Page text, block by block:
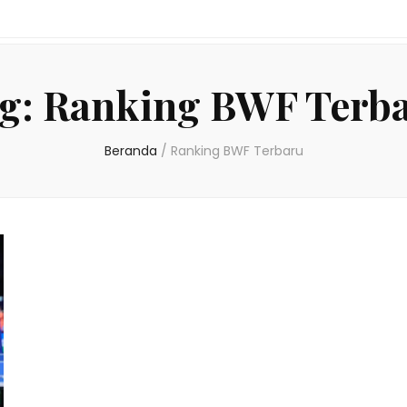
Ranking BWF
Beranda / Ranking BWF Terbaru